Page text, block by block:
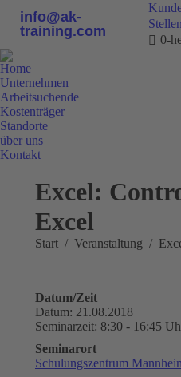
info@ak-
training.com
0-
Home
Unternehmen
Arbeitsuchende
Kostenträger
Standorte
über uns
Kontakt
Excel:
Excel
Sie befinden sich hier:
Start Veranstaltung
Datum/Zeit
Datum: 21.08.2018
Seminarzeit: 8:30 - 16:45
Seminarort
Schulungszentrum